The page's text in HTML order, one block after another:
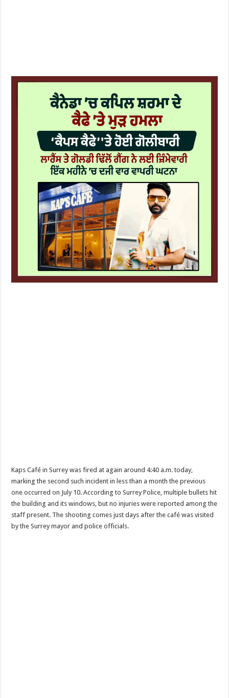
Kaps Café in Surrey was fired at again around 4:40 a.m. today,
marking the second such incident in less than a month the previous
one occurred on July 10. According to Surrey Police, multiple bullets hit
the building and its windows, but no injuries were reported among the
staff present. The shooting comes just days after the café was visited
by the Surrey mayor and police officials.